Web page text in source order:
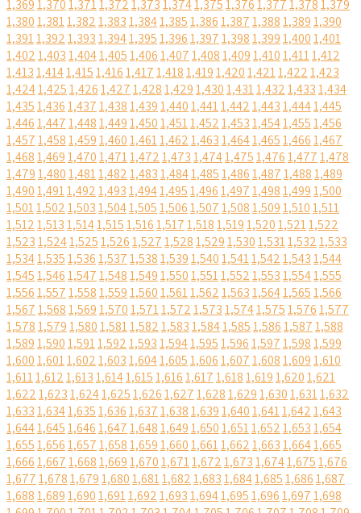
1,3691,3701,3711,3721,3731,3741,3751,3761,3771,3781,379
1,3801,3811,3821,3831,3841,3851,3861,3871,3881,3891,390
1,3911,3921,3931,3941,3951,3961,3971,3981,3991,4001,401
1,4021,4031,4041,4051,4061,4071,4081,4091,4101,4111,412
1,4131,4141,4151,4161,4171,4181,4191,4201,4211,4221,423
1,4241,4251,4261,4271,4281,4291,4301,4311,4321,4331,434
1,4351,4361,4371,4381,4391,4401,4411,4421,4431,4441,445
1,4461,4471,4481,4491,4501,4511,4521,4531,4541,4551,456
1,4571,4581,4591,4601,4611,4621,4631,4641,4651,4661,467
1,4681,4691,4701,4711,4721,4731,4741,4751,4761,4771,478
1,4791,4801,4811,4821,4831,4841,4851,4861,4871,4881,489
1,4901,4911,4921,4931,4941,4951,4961,4971,4981,4991,500
1,5011,5021,5031,5041,5051,5061,5071,5081,5091,5101,511
1,5121,5131,5141,5151,5161,5171,5181,5191,5201,5211,522
1,5231,5241,5251,5261,5271,5281,5291,5301,5311,5321,533
1,5341,5351,5361,5371,5381,5391,5401,5411,5421,5431,544
1,5451,5461,5471,5481,5491,5501,5511,5521,5531,5541,555
1,5561,5571,5581,5591,5601,5611,5621,5631,5641,5651,566
1,5671,5681,5691,5701,5711,5721,5731,5741,5751,5761,577
1,5781,5791,5801,5811,5821,5831,5841,5851,5861,5871,588
1,5891,5901,5911,5921,5931,5941,5951,5961,5971,5981,599
1,6001,6011,6021,6031,6041,6051,6061,6071,6081,6091,610
1,6111,6121,6131,6141,6151,6161,6171,6181,6191,6201,621
1,6221,6231,6241,6251,6261,6271,6281,6291,6301,6311,632
1,6331,6341,6351,6361,6371,6381,6391,6401,6411,6421,643
1,6441,6451,6461,6471,6481,6491,6501,6511,6521,6531,654
1,6551,6561,6571,6581,6591,6601,6611,6621,6631,6641,665
1,6661,6671,6681,6691,6701,6711,6721,6731,6741,6751,676
1,6771,6781,6791,6801,6811,6821,6831,6841,6851,6861,687
1,6881,6891,6901,6911,6921,6931,6941,6951,6961,6971,698